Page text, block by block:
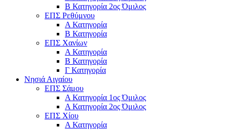
Β Κατηγορία 2ος Όμιλος
ΕΠΣ Ρεθύμνου
Α Κατηγορία
Β Κατηγορία
ΕΠΣ Χανίων
Α Κατηγορία
Β Κατηγορία
Γ Κατηγορία
Νησιά Αιγαίου
ΕΠΣ Σάμου
Α Κατηγορία 1ος Όμιλος
Α Κατηγορία 2ος Όμιλος
ΕΠΣ Χίου
Α Κατηγορία